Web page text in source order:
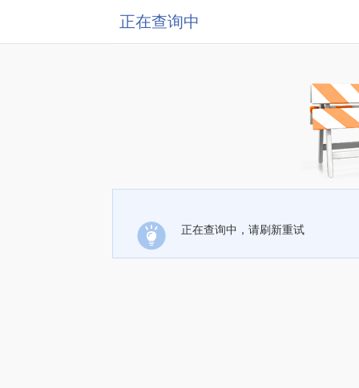
正在查询中
正在查询中，请刷新重试